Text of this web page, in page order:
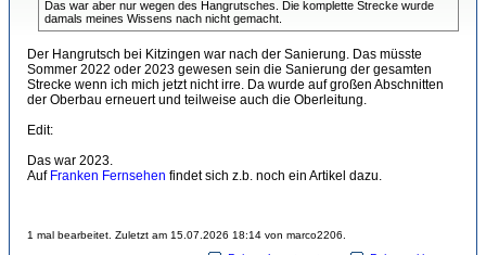
Das war aber nur wegen des Hangrutsches. Die komplette Strecke wurde
damals meines Wissens nach nicht gemacht.
Der Hangrutsch bei Kitzingen war nach der Sanierung. Das müsste
Sommer 2022 oder 2023 gewesen sein die Sanierung der gesamten
Strecke wenn ich mich jetzt nicht irre. Da wurde auf großen Abschnitten
der Oberbau erneuert und teilweise auch die Oberleitung.
Edit:
Das war 2023.
Auf Franken Fernsehen findet sich z.b. noch ein Artikel dazu.
1 mal bearbeitet. Zuletzt am 15.07.2026 18:14 von marco2206.